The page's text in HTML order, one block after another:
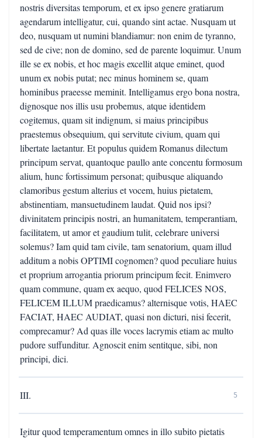
nostris diversitas temporum, et ex ipso genere gratiarum
agendarum intelligatur, cui, quando sint actae. Nusquam ut
deo, nusquam ut numini blandiamur: non enim de tyranno,
sed de cive; non de domino, sed de parente loquimur. Unum
ille se ex nobis, et hoc magis excellit atque eminet, quod
unum ex nobis putat; nec minus hominem se, quam
hominibus praeesse meminit. Intelligamus ergo bona nostra,
dignosque nos illis usu probemus, atque identidem
cogitemus, quam sit indignum, si maius principibus
praestemus obsequium, qui servitute civium, quam qui
libertate laetantur. Et populus quidem Romanus dilectum
principum servat, quantoque paullo ante concentu formosum
alium, hunc fortissimum personat; quibusque aliquando
clamoribus gestum alterius et vocem, huius pietatem,
abstinentiam, mansuetudinem laudat. Quid nos ipsi?
divinitatem principis nostri, an humanitatem, temperantiam,
facilitatem, ut amor et gaudium tulit, celebrare universi
solemus? Iam quid tam civile, tam senatorium, quam illud
additum a nobis OPTIMI cognomen? quod peculiare huius
et proprium arrogantia priorum principum fecit. Enimvero
quam commune, quam ex aequo, quod FELICES NOS,
FELICEM ILLUM praedicamus? alternisque votis, HAEC
FACIAT, HAEC AUDIAT, quasi non dicturi, nisi fecerit,
comprecamur? Ad quas ille voces lacrymis etiam ac multo
pudore suffunditur. Agnoscit enim sentitque, sibi, non
principi, dici.
III. 5
Igitur quod temperamentum omnes in illo subito pietatis